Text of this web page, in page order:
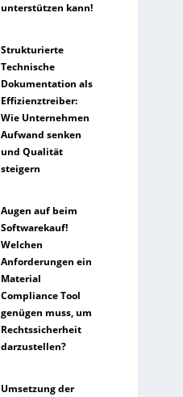
unterstützen kann!
Strukturierte
Technische
Dokumentation als
Effizienztreiber:
Wie Unternehmen
Aufwand senken
und Qualität
steigern
Augen auf beim
Softwarekauf!
Welchen
Anforderungen ein
Material
Compliance Tool
genügen muss, um
Rechtssicherheit
darzustellen?
Umsetzung der